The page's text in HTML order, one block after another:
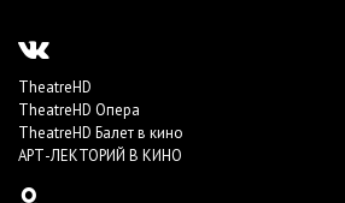
TheatreHD
TheatreHD Опера
TheatreHD Балет в кино
АРТ-ЛЕКТОРИЙ В КИНО